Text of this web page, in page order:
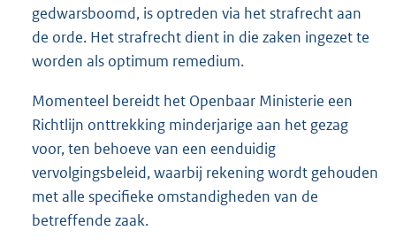
gedwarsboomd, is optreden via het strafrecht aan
de orde. Het strafrecht dient in die zaken ingezet te
worden als optimum remedium.
Momenteel bereidt het Openbaar Ministerie een
Richtlijn onttrekking minderjarige aan het gezag
voor, ten behoeve van een eenduidig
vervolgingsbeleid, waarbij rekening wordt gehouden
met alle specifieke omstandigheden van de
betreffende zaak.